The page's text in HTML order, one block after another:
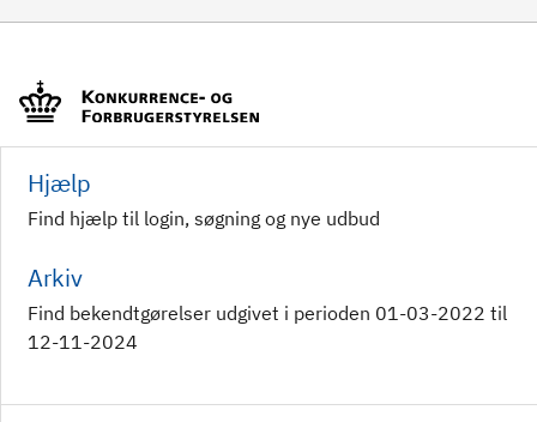
Hjælp
Find hjælp til login, søgning og nye udbud
Arkiv
Find bekendtgørelser udgivet i perioden 01-03-2022 til
12-11-2024